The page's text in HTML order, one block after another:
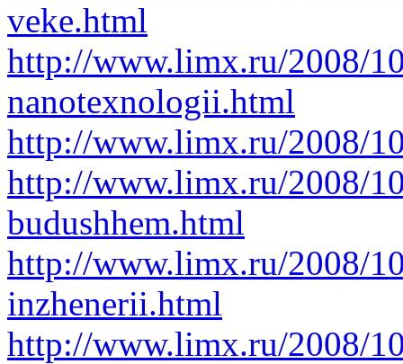
veke.html
http://www.limx.ru/2008/
nanotexnologii.html
http://www.limx.ru/2008/
http://www.limx.ru/2008/
budushhem.html
http://www.limx.ru/2008/
inzhenerii.html
http://www.limx.ru/2008/